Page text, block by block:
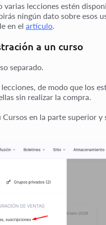
lecciones estén
ningún dato sobre esos
en el artículo
a un curso
separado.
de modo que los
sin realizar la compra.
Cursos en la parte superior y